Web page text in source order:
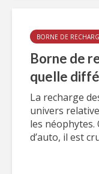
BORNE DE
Borne de
quelle
La recharge
univers
les néophytes.
d’auto, il est